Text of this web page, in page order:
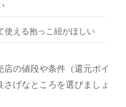
使える抱っこ紐がほしい
の値段や条件（還元ポイ
げなところを選びましょ